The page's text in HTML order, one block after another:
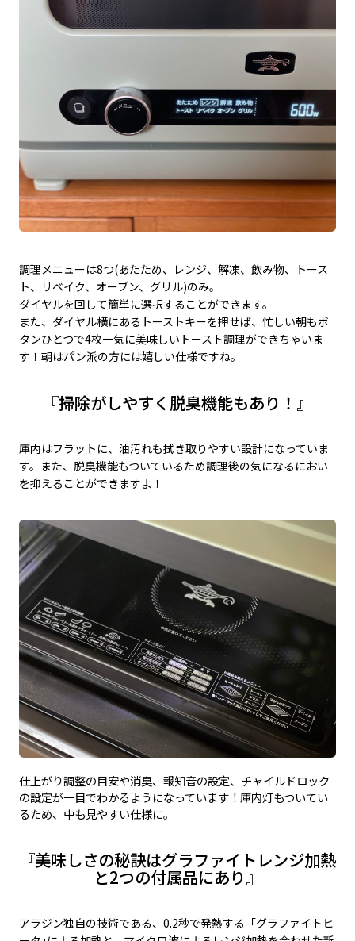
調理メニューは8つ(あたため、レンジ、解凍、飲み物、トース
ト、リベイク、オーブン、グリル)のみ。
ダイヤルを回して簡単に選択することができます。
また、ダイヤル横にあるトーストキーを押せば、忙しい朝もボ
タンひとつで4枚一気に美味しいトースト調理ができちゃいま
す！朝はパン派の方には嬉しい仕様ですね。
『掃除がしやすく脱臭機能もあり！』
庫内はフラットに、油汚れも拭き取りやすい設計になっていま
す。また、脱臭機能もついているため調理後の気になるにおい
を抑えることができますよ！
仕上がり調整の目安や消臭、報知音の設定、チャイルドロック
の設定が一目でわかるようになっています！庫内灯もついてい
るため、中も見やすい仕様に。
『美味しさの秘訣はグラファイトレンジ加熱
と2つの付属品にあり』
アラジン独自の技術である、0.2秒で発熱する「グラファイトヒ